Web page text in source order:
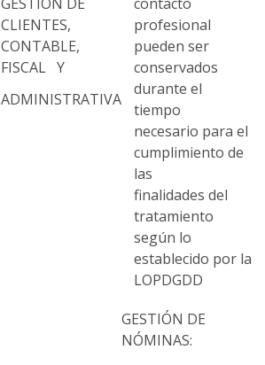
GESTIÓN DE
CLIENTES,
contacto
profesional
CONTABLE,
FISCAL Y
pueden ser
conservados
ADMINISTRATIVA
durante el
tiempo
necesario para el
cumplimiento de
las
finalidades del
tratamiento
según lo
establecido por la
LOPDGDD
GESTIÓN DE
NÓMINAS: